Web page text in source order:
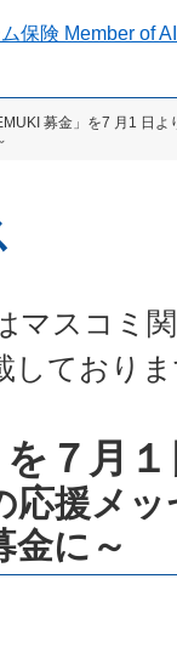
募金」を7 月1 日
マスコミ
しており
を７月
応援メ
金に～